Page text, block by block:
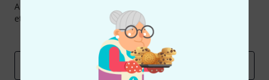
Abonniere den Thomann Newsletter und gewinne mit
etwas Glück einen von
50 Gutscheinen
Inspirierende Beiträge
Deals